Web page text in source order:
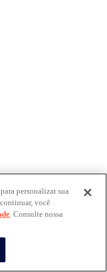
personalizar sua
você
. Consulte nossa